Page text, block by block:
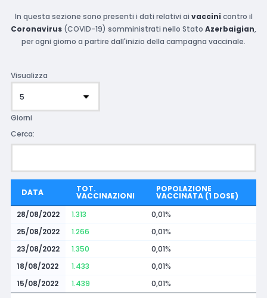
In questa sezione sono presenti i dati relativi ai vaccini contro il
Coronavirus (COVID-19) somministrati nello Stato Azerbaigian,
per ogni giorno a partire dall'inizio della campagna vaccinale.
Visualizza
Giorni
Cerca:
DATA TOT.
VACCINAZIONI
POPOLAZIONE
VACCINATA (1 DOSE)
28/08/2022
1.313
0,01%
25/08/2022
1.266
0,01%
23/08/2022
1.350
0,01%
18/08/2022
1.433
0,01%
15/08/2022
1.439
0,01%